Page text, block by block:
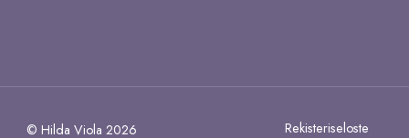
© Hilda Viola 2026 Rekisteriseloste